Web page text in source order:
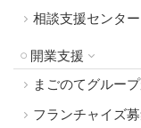
相談支援センター
開業支援
まごのてグルー
フランチャイズ